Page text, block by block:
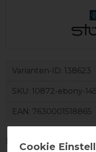
Varianten-ID: 138623
SKU: 10872-ebony-
EAN: 7630001518865